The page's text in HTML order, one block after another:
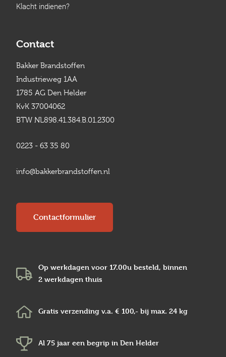
Klacht indienen?
Contact
Bakker Brandstoffen
Industrieweg 1AA
1785 AG Den Helder
KvK 37004062
BTW NL898.41.384.B.01.2300
0223 - 63 35 80
info@bakkerbrandstoffen.nl
Contactformulier
Op werkdagen voor 17.00u besteld, binnen
2 werkdagen thuis
Gratis verzending v.a. € 100,- bij max. 24 kg
Al 75 jaar een begrip in Den Helder